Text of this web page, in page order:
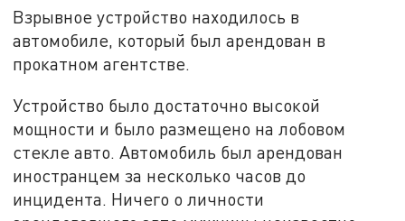
Взрывное устройство находилось в
автомобиле, который был арендован в
прокатном агентстве.
Устройство было достаточно высокой
мощности и было размещено на лобовом
стекле авто. Автомобиль был арендован
иностранцем за несколько часов до
инцидента. Ничего о личности